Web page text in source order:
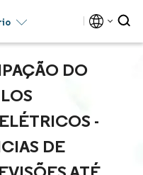
DO
-
DE